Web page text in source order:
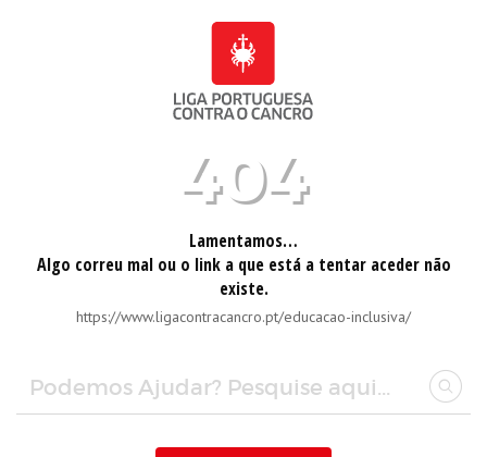
404
Lamentamos…
Algo correu mal ou o link a que está a tentar aceder não
existe.
https://www.ligacontracancro.pt/educacao-inclusiva/